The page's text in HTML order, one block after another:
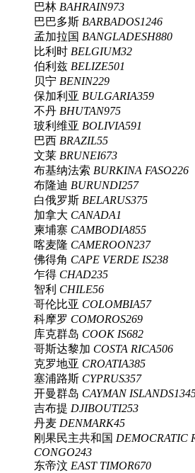
巴林 BAHRAIN973
巴巴多斯 BARBADOS1246
孟加拉国 BANGLADESH880
比利时 BELGIUM32
伯利兹 BELIZE501
贝宁 BENIN229
保加利亚 BULGARIA359
不丹 BHUTAN975
玻利维亚 BOLIVIA591
巴西 BRAZIL55
文莱 BRUNEI673
布基纳法索 BURKINA FASO226
布隆迪 BURUNDI257
白俄罗斯 BELARUS375
加拿大 CANADA1
柬埔寨 CAMBODIA855
喀麦隆 CAMEROON237
佛得角 CAPE VERDE IS238
乍得 CHAD235
智利 CHILE56
哥伦比亚 COLOMBIA57
科摩罗 COMOROS269
库克群岛 COOK IS682
哥斯达黎加 COSTA RICA506
克罗地亚 CROATIA385
塞浦路斯 CYPRUS357
开曼群岛 CAYMAN ISLANDS
吉布提 DJIBOUTI253
丹麦 DENMARK45
刚果民主共和国 DEMOCRATIC
CONGO243
东帝汶 EAST TIMOR670